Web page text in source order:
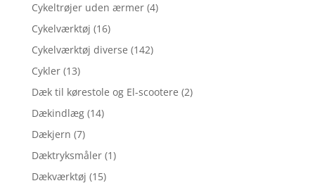
Cykeltrøjer uden ærmer (4)
Cykelværktøj (16)
Cykelværktøj diverse (142)
Cykler (13)
Dæk til kørestole og El-scootere (2)
Dækindlæg (14)
Dækjern (7)
Dæktryksmåler (1)
Dækværktøj (15)